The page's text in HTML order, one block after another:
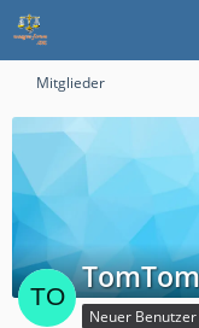
Mitglieder
Neuer Benutzer